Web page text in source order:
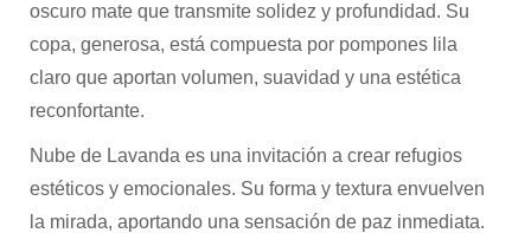
oscuro mate que transmite solidez y profundidad. Su
copa, generosa, está compuesta por pompones lila
claro que aportan volumen, suavidad y una estética
reconfortante.
Nube de Lavanda es una invitación a crear refugios
estéticos y emocionales. Su forma y textura envuelven
la mirada, aportando una sensación de paz inmediata.